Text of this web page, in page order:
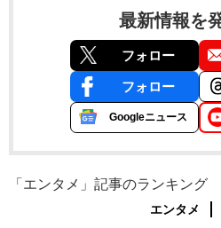
最新情報を
フォロー
フォロー
Googleニュース
「エンタメ」記事のランキング
エンタメ